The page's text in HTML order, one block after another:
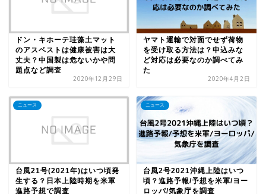
ドン・キホーテ珪藻土マット
のアスベストは健康被害は大
丈夫？中国製は危ないかや問
題点など調査
2020年12月29日
ヤマト運輸で対面でせず荷物
を受け取る方法は？申込みな
ど対応は必要なのか調べてみ
た
2020年4月2日
ニュース
台風21号(2021年)はいつ頃発
生する？日本上陸時期を米軍
進路予想で調査
ニュース
台風2号2021沖縄上陸はいつ
頃？進路予報/予想を米軍/ヨー
ロッパ/気象庁を調査